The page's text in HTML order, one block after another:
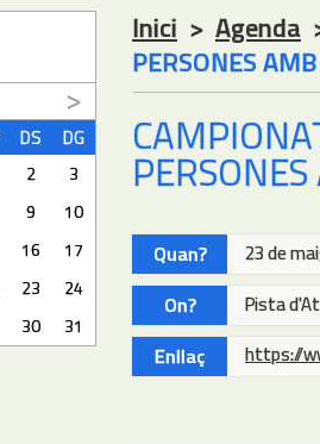
DS DG
2
3
9
10
16
17
23
24
30 31
Inici > Agenda
PERSONES
Quan? 23 de
On? Pista
Enllaç https://